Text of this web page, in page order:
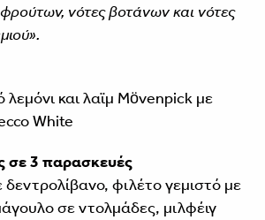
νότες βοτάνων και νότες
και λαϊμ Mövenpick με
White
σε 3 παρασκευές
φιλέτο γεμιστό με
σε ντολμάδες, μιλφέιγ